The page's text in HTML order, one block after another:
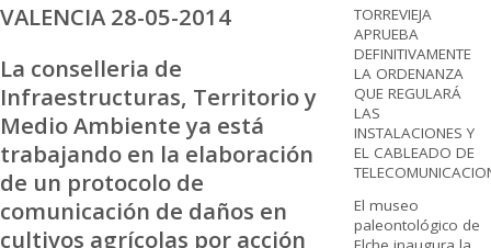
VALENCIA 28-05-2014
La conselleria de
Infraestructuras, Territorio y
Medio Ambiente ya está
trabajando en la elaboración
de un protocolo de
comunicación de daños en
cultivos agrícolas por acción
TORREVIEJA
APRUEBA
DEFINITIVAMENTE
LA ORDENANZA
QUE REGULARÁ
LAS
INSTALACIONES Y
EL CABLEADO DE
El museo
paleontológico de